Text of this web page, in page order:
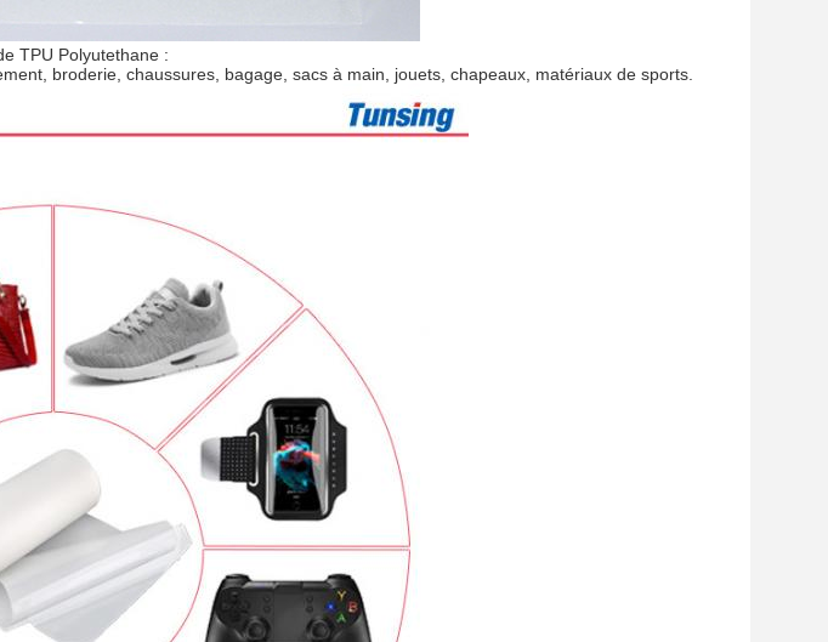
TPU Polyutethane :
broderie, chaussures, bagage, sacs à main, jouets, chapeaux, matériaux de sports.